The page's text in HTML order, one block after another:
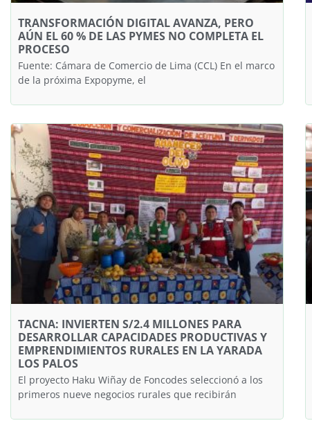
TRANSFORMACIÓN DIGITAL AVANZA, PERO
AÚN EL 60 % DE LAS PYMES NO COMPLETA EL
PROCESO
Fuente: Cámara de Comercio de Lima (CCL) En el marco
de la próxima Expopyme, el
TACNA: INVIERTEN S/2.4 MILLONES PARA
DESARROLLAR CAPACIDADES PRODUCTIVAS Y
EMPRENDIMIENTOS RURALES EN LA YARADA
LOS PALOS
El proyecto Haku Wiñay de Foncodes seleccionó a los
primeros nueve negocios rurales que recibirán